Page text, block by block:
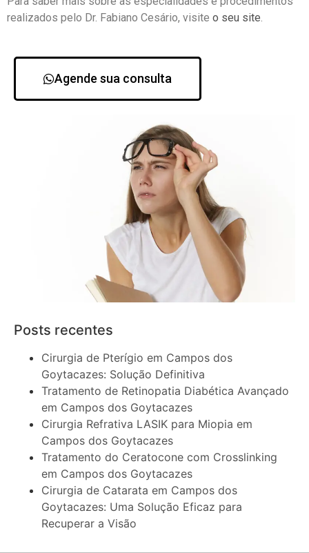
realizados pelo Dr. Fabiano Cesário, visite o seu site.
Agende sua consulta
Posts recentes
Cirurgia de Pterígio em Campos dos
Goytacazes: Solução Definitiva
Tratamento de Retinopatia Diabética Avançado
em Campos dos Goytacazes
Cirurgia Refrativa LASIK para Miopia em
Campos dos Goytacazes
Tratamento do Ceratocone com Crosslinking
em Campos dos Goytacazes
Cirurgia de Catarata em Campos dos
Goytacazes: Uma Solução Eficaz para
Recuperar a Visão